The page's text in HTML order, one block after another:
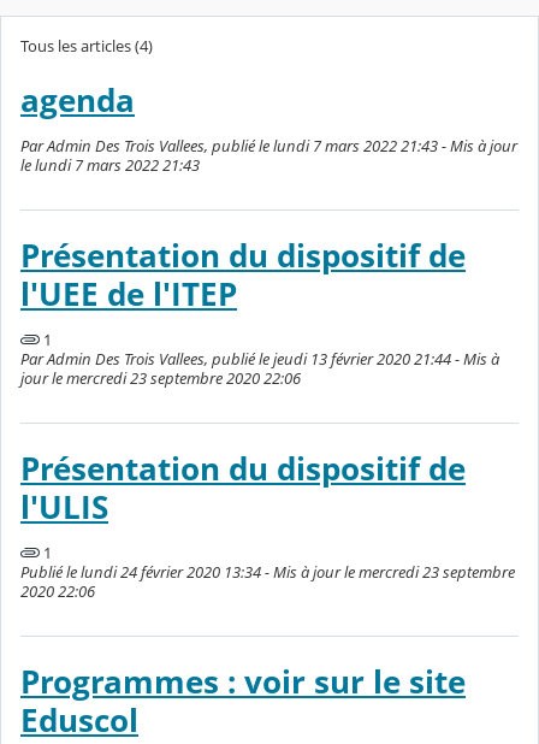
Tous les articles (4)
agenda
Par Admin Des Trois Vallees, publié le lundi 7 mars 2022 21:43 - Mis à jour
le lundi 7 mars 2022 21:43
Présentation du dispositif de
l'UEE de l'ITEP
1
Par Admin Des Trois Vallees, publié le jeudi 13 février 2020 21:44 - Mis à
jour le mercredi 23 septembre 2020 22:06
Présentation du dispositif de
l'ULIS
1
Publié le lundi 24 février 2020 13:34 - Mis à jour le mercredi 23 septembre
2020 22:06
Programmes : voir sur le site
Eduscol